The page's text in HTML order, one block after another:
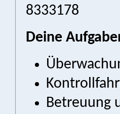
8333178
Deine
Betreuung